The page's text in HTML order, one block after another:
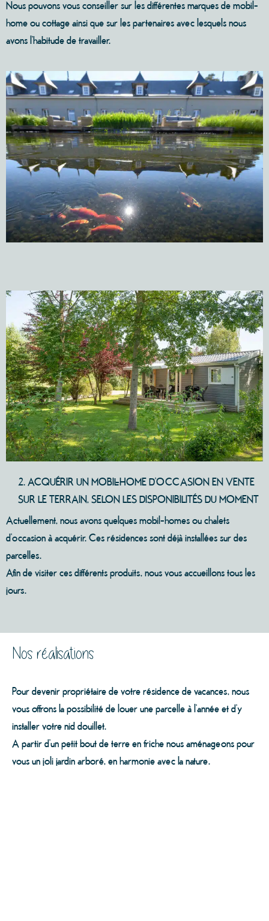
Nous pouvons vous conseiller sur les différentes marques de mobil-
home ou cottage ainsi que sur les partenaires avec lesquels nous
avons l’habitude de travailler.
2. ACQUÉRIR UN MOBIL-HOME D’OCCASION EN VENTE
SUR LE TERRAIN, SELON LES DISPONIBILITÉS DU MOMENT
Actuellement, nous avons quelques mobil-homes ou chalets
d’occasion à acquérir. Ces résidences sont déjà installées sur des
parcelles.
Afin de visiter ces différents produits, nous vous accueillons tous les
jours.
Nos réalisations
Pour devenir propriétaire de votre résidence de vacances, nous
vous offrons la possibilité de louer une parcelle à l’année et d’y
installer votre nid douillet.
A partir d’un petit bout de terre en friche nous aménageons pour
vous un joli jardin arboré, en harmonie avec la nature.